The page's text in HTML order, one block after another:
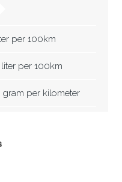
per 100km
liter per 100km
gram per kilometer